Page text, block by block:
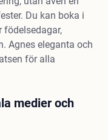
Du kan boka i
födelsedagar,
Agnes eleganta och
för alla
medier och